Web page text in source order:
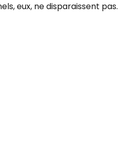
eux, ne disparaissent pas.